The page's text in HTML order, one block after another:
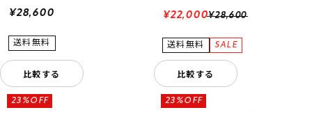
¥28,600
比較する
¥28,600
¥22,000
比較する
23%OFF 23%OFF